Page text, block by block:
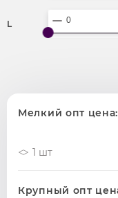
L
Мелкий опт цена:
1 шт
Крупный опт